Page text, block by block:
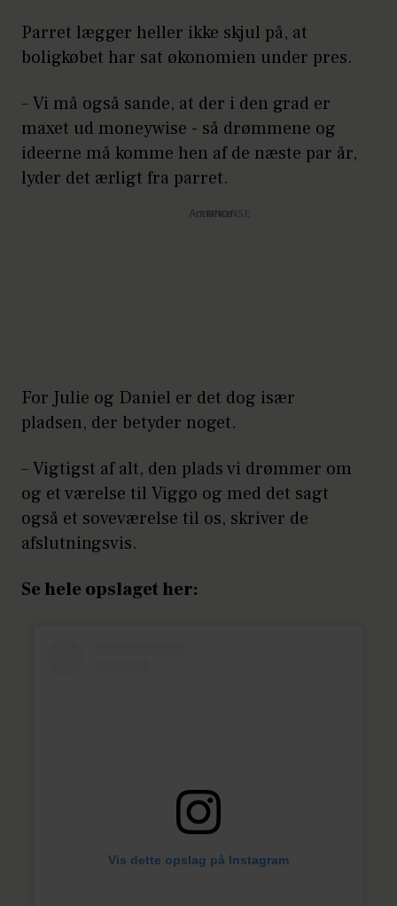
Parret lægger heller ikke skjul på, at
boligkøbet har sat økonomien under pres.
– Vi må også sande, at der i den grad er
maxet ud moneywise - så drømmene og
ideerne må komme hen af de næste par år,
lyder det ærligt fra parret.
Annonce
For Julie og Daniel er det dog især
pladsen, der betyder noget.
– Vigtigst af alt, den plads vi drømmer om
og et værelse til Viggo og med det sagt
også et soveværelse til os, skriver de
afslutningsvis.
Se hele opslaget her:
Vis dette opslag på Instagram